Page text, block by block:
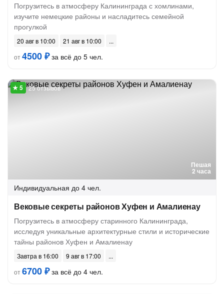
Погрузитесь в атмосферу Калининграда с хомлинами,
изучите немецкие районы и насладитесь семейной
прогулкой
20 авг в 10:00
21 авг в 10:00
от4500 ₽за всё до 5 чел.
Пешая
2 часа
25 отзывов
Индивидуальная до 4 чел.
Вековые секреты районов Хуфен и Амалиенау
Погрузитесь в атмосферу старинного Калининграда,
исследуя уникальные архитектурные стили и исторические
тайны районов Хуфен и Амалиенау
Завтра в 16:00
9 авг в 17:00
от6700 ₽за всё до 4 чел.